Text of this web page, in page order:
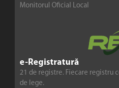
Monitorul Oficial Local
e-Registratură
21 de registre. Fiecare registru
de lege.